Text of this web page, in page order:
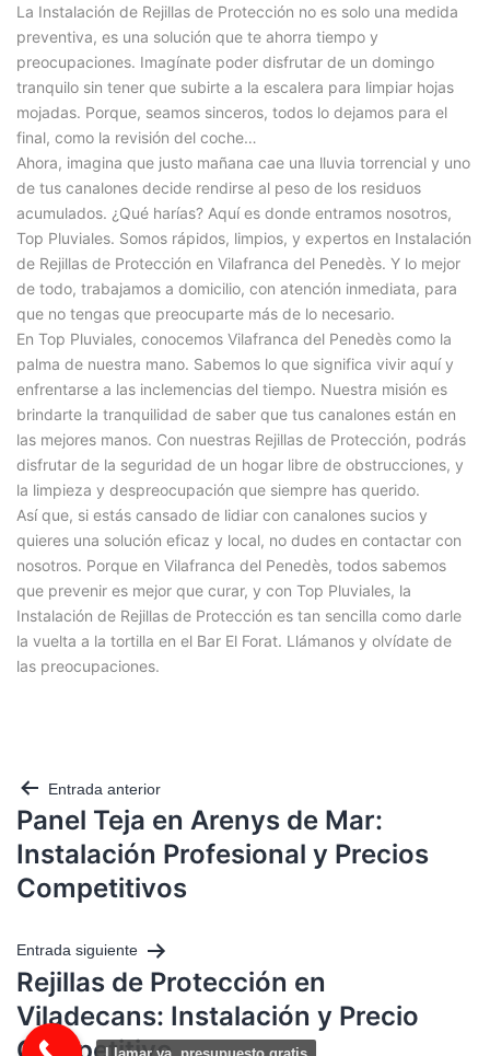
La Instalación de Rejillas de Protección no es solo una medida
preventiva, es una solución que te ahorra tiempo y
preocupaciones. Imagínate poder disfrutar de un domingo
tranquilo sin tener que subirte a la escalera para limpiar hojas
mojadas. Porque, seamos sinceros, todos lo dejamos para el
final, como la revisión del coche…
Ahora, imagina que justo mañana cae una lluvia torrencial y uno
de tus canalones decide rendirse al peso de los residuos
acumulados. ¿Qué harías? Aquí es donde entramos nosotros,
Top Pluviales. Somos rápidos, limpios, y expertos en Instalación
de Rejillas de Protección en Vilafranca del Penedès. Y lo mejor
de todo, trabajamos a domicilio, con atención inmediata, para
que no tengas que preocuparte más de lo necesario.
En Top Pluviales, conocemos Vilafranca del Penedès como la
palma de nuestra mano. Sabemos lo que significa vivir aquí y
enfrentarse a las inclemencias del tiempo. Nuestra misión es
brindarte la tranquilidad de saber que tus canalones están en
las mejores manos. Con nuestras Rejillas de Protección, podrás
disfrutar de la seguridad de un hogar libre de obstrucciones, y
la limpieza y despreocupación que siempre has querido.
Así que, si estás cansado de lidiar con canalones sucios y
quieres una solución eficaz y local, no dudes en contactar con
nosotros. Porque en Vilafranca del Penedès, todos sabemos
que prevenir es mejor que curar, y con Top Pluviales, la
Instalación de Rejillas de Protección es tan sencilla como darle
la vuelta a la tortilla en el Bar El Forat. Llámanos y olvídate de
las preocupaciones.
Entrada anterior
Panel Teja en Arenys de Mar:
Instalación Profesional y Precios
Competitivos
Entrada siguiente
Rejillas de Protección en
Viladecans: Instalación y Precio
Competitivo